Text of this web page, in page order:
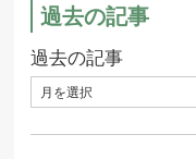
過去の記事
過去の記事